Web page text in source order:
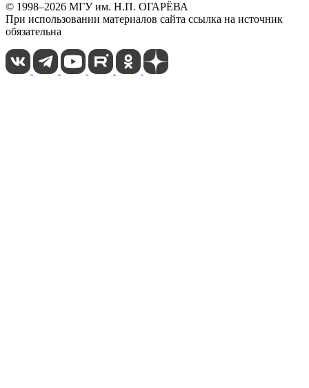
© 1998–2026 МГУ им. Н.П. ОГАРЁВА
При использовании материалов сайта ссылка на источник
обязательна